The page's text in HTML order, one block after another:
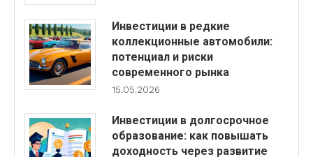
Инвестиции в редкие
коллекционные автомобили:
потенциал и риски
современного рынка
15.05.2026
Инвестиции в долгосрочное
образование: как повышать
доходность через развитие